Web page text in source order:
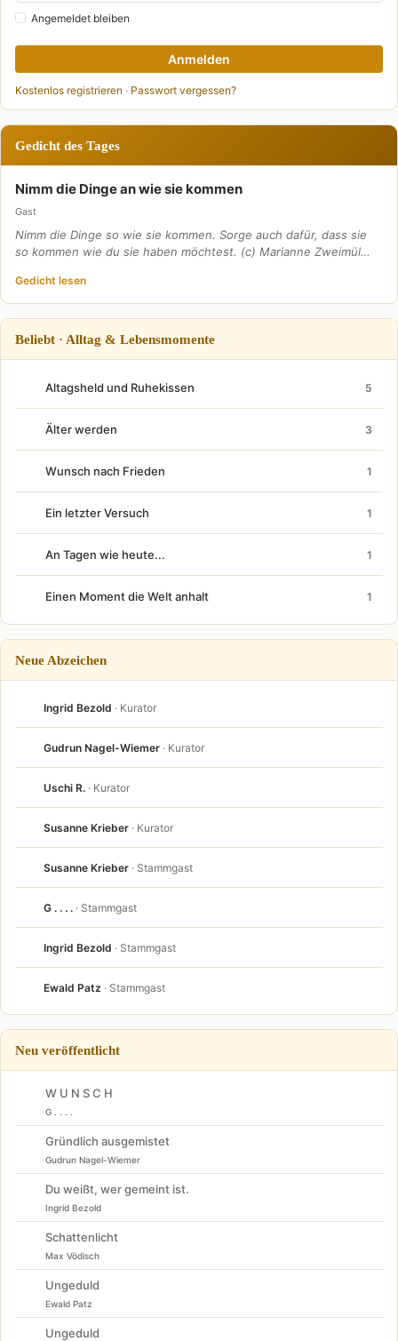
Angemeldet bleiben
Anmelden
Kostenlos registrieren · Passwort vergessen?
Gedicht des Tages
Nimm die Dinge an wie sie kommen
Gast
Nimm die Dinge so wie sie kommen. Sorge auch dafür, dass sie
so kommen wie du sie haben möchtest. (c) Marianne Zweimül…
Gedicht lesen
Beliebt · Alltag & Lebensmomente
Altagsheld und Ruhekissen 5
Älter werden 3
Wunsch nach Frieden 1
Ein letzter Versuch 1
An Tagen wie heute... 1
Einen Moment die Welt anhalt 1
Neue Abzeichen
Ingrid Bezold · Kurator
Gudrun Nagel-Wiemer · Kurator
Uschi R. · Kurator
Susanne Krieber · Kurator
Susanne Krieber · Stammgast
G . . . . · Stammgast
Ingrid Bezold · Stammgast
Ewald Patz · Stammgast
Neu veröffentlicht
W U N S C H
G . . . .
Gründlich ausgemistet
Gudrun Nagel-Wiemer
Du weißt, wer gemeint ist.
Ingrid Bezold
Schattenlicht
Max Vödisch
Ungeduld
Ewald Patz
Ungeduld